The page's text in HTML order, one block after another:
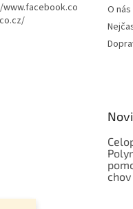
O nás